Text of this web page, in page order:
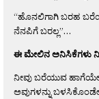
“ಹೊನಲಿಗಾಗಿ ಬರಹ
ನೆನಪಿಗೆ ಬರಲ್ಲ”…
ಈ ಮೇಲಿನ ಅನಿಸಿಕೆಗಳು
ನೀವು ಬರೆಯುವ
ಅವುಗಳನ್ನು